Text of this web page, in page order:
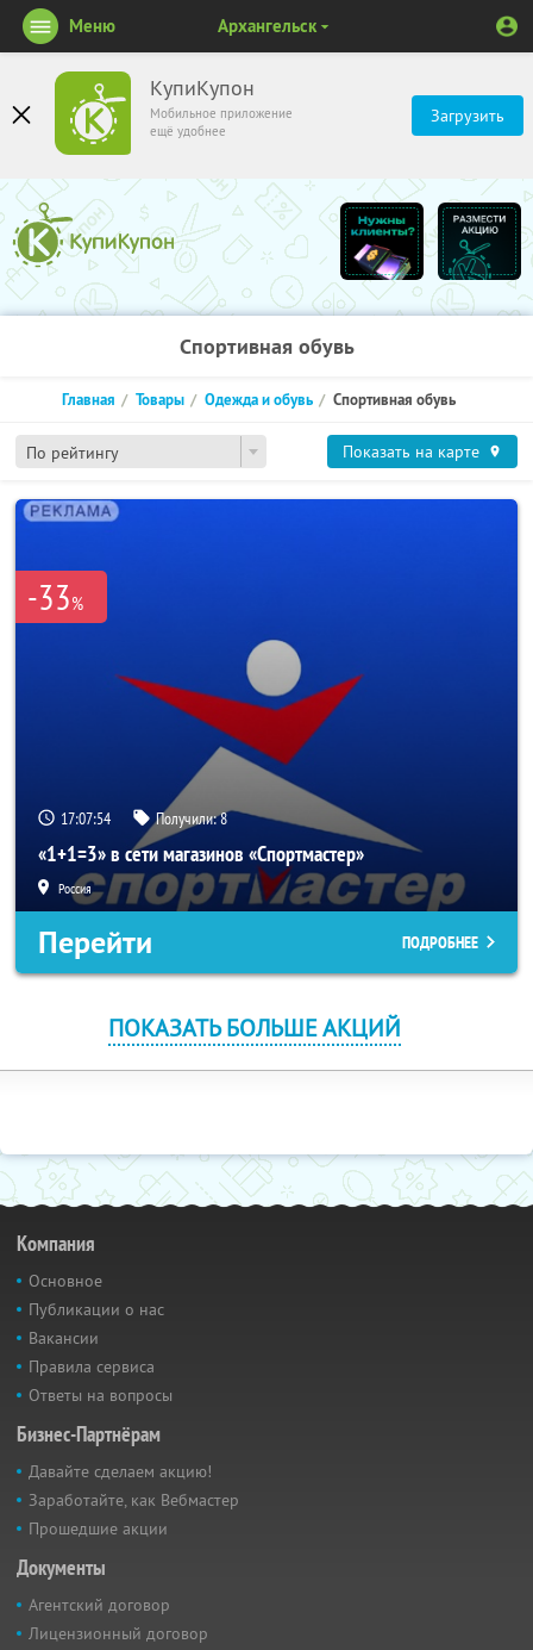
КупиКупон
Мобильное приложение
ещё удобнее
Загрузить
Меню Архангельск
Спортивная обувь
По рейтингу
Главная Товары Одежда и обувь Спортивная обувь
Показать на карте
-33%
17:07:53 Получили:8
«1+1=3» в сети магазинов «Спортмастер»
Россия
Перейти ПОДРОБНЕЕ
ПОКАЗАТЬ БОЛЬШЕ АКЦИЙ
Компания
Основное
Публикации о нас
Вакансии
Правила сервиса
Ответы на вопросы
Бизнес-Партнёрам
Давайте сделаем акцию!
Заработайте, как Вебмастер
Прошедшие акции
Документы
Агентский договор
Лицензионный договор